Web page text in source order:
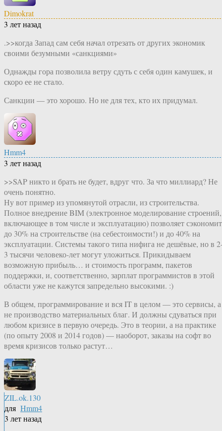
Dimokrat
3 лет назад
.>>когда Запад сам себя начал отрезать от других экономик
своими безумными «санкциями»
Однажды гора позволила ветру сдуть с себя один камушек, и
скоро ее не стало.
Санкции — это хорошо. Но не для тех, кто их придумал.
Hmm4
3 лет назад
>>SAP никто и брать не будет, вдруг что. За что миллиард? Не
очень понятно.
Ну вот пример из упомянутой отрасли, из строительства.
Полное внедрение BIM (электронное моделирование строений,
включающее в том числе и эксплуатацию) позволяет
до 30% на строительстве (на себестоимости!) и до 40% на
эксплуатации. Системы такого типа нифига не дешёвые, но в
3 тысячи человеко-лет могут уложиться. Прикидываем
возможную прибыль… и стоимость программ, пакетов
поддержки, и, соответственно, зарплат программистов в этой
области уже не кажутся запредельно высокими. :)
В общем, программирование и вся IT в целом — это сервисы, а
не производство материальных благ. И должны сдуваться при
любом кризисе в первую очередь. Это в теории, а на практике
(по опыту 2008 и 2014 годов) — наоборот, заказы на софт во
время кризисов только растут…
ZIL.ok.130
для Hmm4
3 лет назад